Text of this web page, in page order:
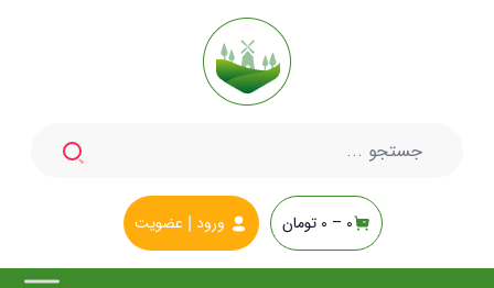
0 –
0 تومان ورود عضویت